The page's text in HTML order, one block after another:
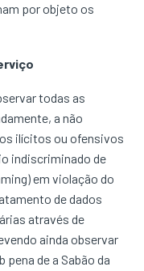
por objeto os
todas as
a não
ilícitos ou ofensivos
indiscriminado de
em violação do
de dados
através de
ainda observar
de a Sabão da